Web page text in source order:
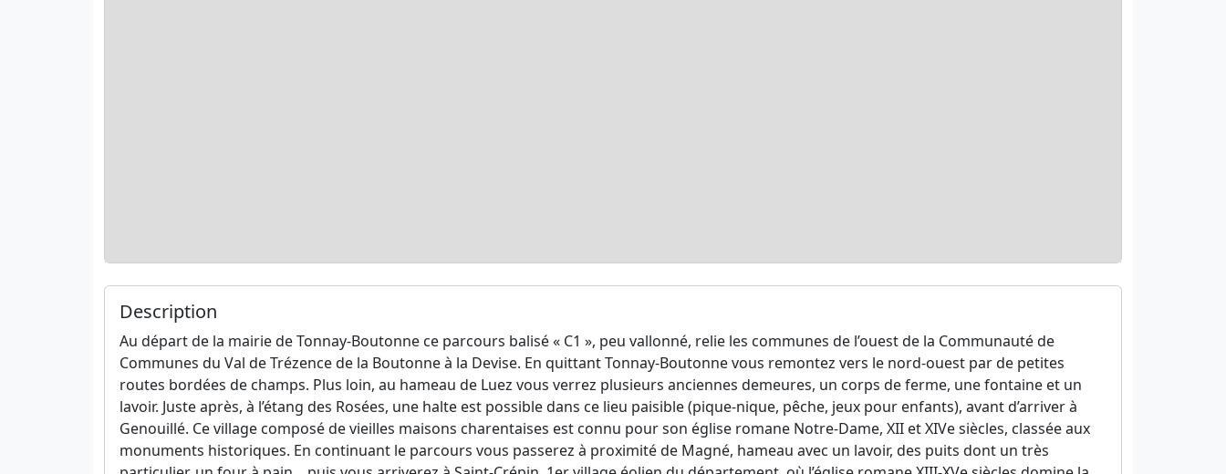
Description
Au départ de la mairie de Tonnay-Boutonne ce parcours balisé « C1 », peu vallonné, relie les communes de l’ouest de la Communauté de
Communes du Val de Trézence de la Boutonne à la Devise. En quittant Tonnay-Boutonne vous remontez vers le nord-ouest par de petites
routes bordées de champs. Plus loin, au hameau de Luez vous verrez plusieurs anciennes demeures, un corps de ferme, une fontaine et un
lavoir. Juste après, à l’étang des Rosées, une halte est possible dans ce lieu paisible (pique-nique, pêche, jeux pour enfants), avant d’arriver à
Genouillé. Ce village composé de vieilles maisons charentaises est connu pour son église romane Notre-Dame, XII et XIVe siècles, classée aux
monuments historiques. En continuant le parcours vous passerez à proximité de Magné, hameau avec un lavoir, des puits dont un très